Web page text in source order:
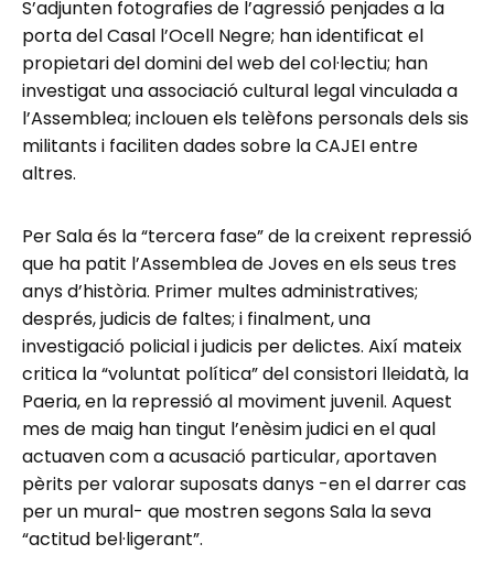
S’adjunten fotografies de l’agressió penjades a la
porta del Casal l’Ocell Negre; han identificat el
propietari del domini del web del col·lectiu; han
investigat una associació cultural legal vinculada a
l’Assemblea; inclouen els telèfons personals dels sis
militants i faciliten dades sobre la CAJEI entre
altres.
Per Sala és la “tercera fase” de la creixent repressió
que ha patit l’Assemblea de Joves en els seus tres
anys d’història. Primer multes administratives;
després, judicis de faltes; i finalment, una
investigació policial i judicis per delictes. Així mateix
critica la “voluntat política” del consistori lleidatà, la
Paeria, en la repressió al moviment juvenil. Aquest
mes de maig han tingut l’enèsim judici en el qual
actuaven com a acusació particular, aportaven
pèrits per valorar suposats danys -en el darrer cas
per un mural- que mostren segons Sala la seva
“actitud bel·ligerant”.